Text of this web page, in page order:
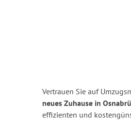
Vertrauen Sie auf
neues Zuhause in
effizienten und